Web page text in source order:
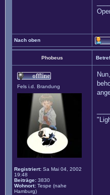
Nach oben
Phobeus
Fels i.d. Brandung
Registriert: Sa Mai 04, 2002
19:48
Beiträge: 3830
Wohnort: Tespe (nahe
Hamburg)